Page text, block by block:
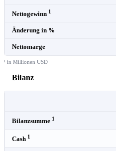
Nettogewinn 1
Änderung in %
Nettomarge
¹ in Millionen USD
Bilanz
Bilanzsumme 1
Cash 1